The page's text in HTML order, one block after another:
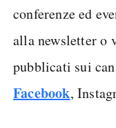
conferenze ed
alla newsletter o
pubblicati sui
Facebook,